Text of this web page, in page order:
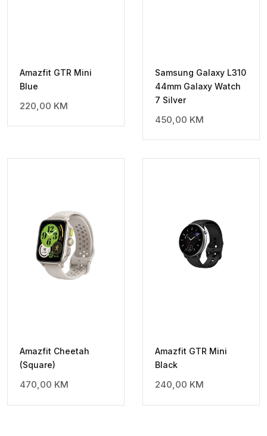
Amazfit GTR Mini
Blue
220,00 KM
Samsung Galaxy L310
44mm Galaxy Watch
7 Silver
450,00 KM
Amazfit Cheetah
(Square)
470,00 KM
Amazfit GTR Mini
Black
240,00 KM